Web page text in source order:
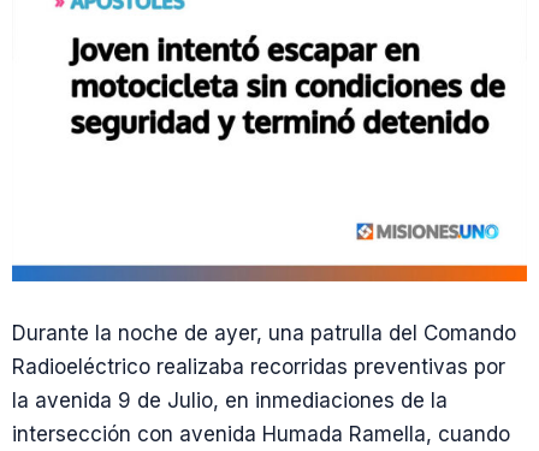
Durante la noche de ayer, una patrulla del Comando
Radioeléctrico realizaba recorridas preventivas por
la avenida 9 de Julio, en inmediaciones de la
intersección con avenida Humada Ramella, cuando